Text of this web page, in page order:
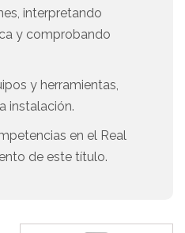
interpretando
y comprobando
y herramientas,
instalación.
en el Real
de este título.